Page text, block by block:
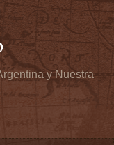
y Nuestra